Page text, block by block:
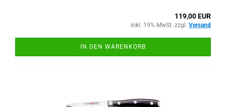
119,00 EUR
inkl. 19% MwSt. zzgl. Versand
IN DEN WARENKORB